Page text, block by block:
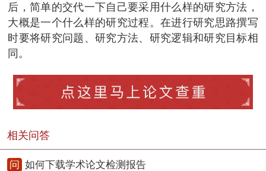
后，简单的交代一下自己要采用什么样的研究方法，
大概是一个什么样的研究过程。在进行研究思路撰写
时要将研究问题、研究方法、研究逻辑和研究目标相
同。
相关问答
问 如何下载学术论文检测报告